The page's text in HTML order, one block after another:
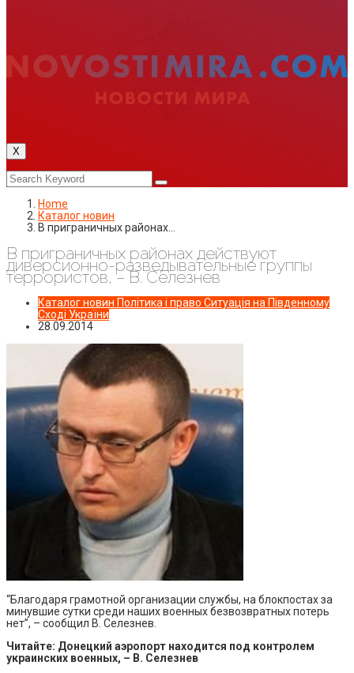
X
Home
Каталог новин
В приграничных районах…
В приграничных районах действуют
диверсионно-разведывательные группы
террористов, – В. Селезнев
Каталог новин Політика і право Ситуація на Південному
Сході України
28.09.2014
“Благодаря грамотной организации службы, на блокпостах за
минувшие сутки среди наших военных безвозвратных потерь
нет”, – сообщил В. Селезнев.
Читайте: Донецкий аэропорт находится под контролем
украинских военных, – В. Селезнев